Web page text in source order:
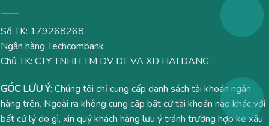
Số TK: 179268268
Ngân hàng Techcombank
Chủ TK: CTY TNHH TM DV DT VA XD HAI DANG
GÓC LƯU Ý: Chúng tôi chỉ cung cấp danh sách tài khoản ngân
hàng trên. Ngoài ra không cung cấp bất cứ tài khoản nào khác với
bất cứ lý do gì, xin quý khách hàng lưu ý tránh trường hợp kẻ xấu